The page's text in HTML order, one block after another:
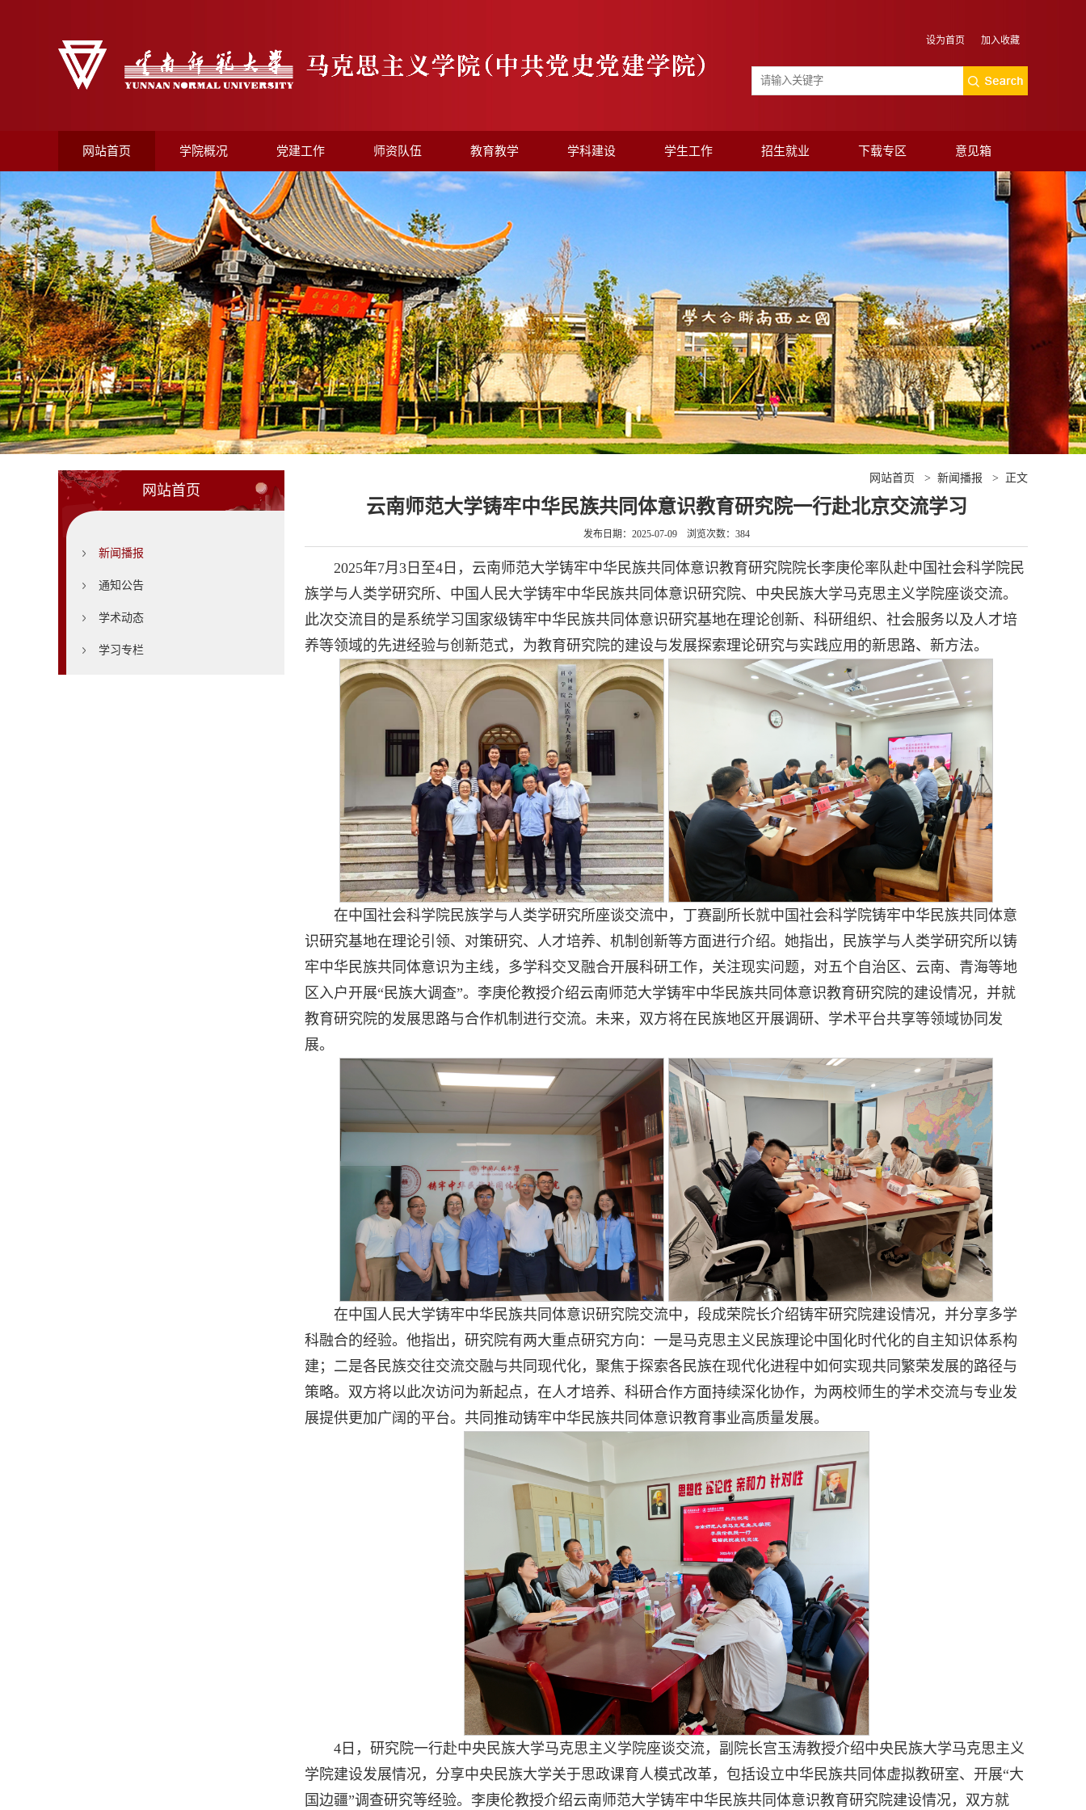
设为首页 加入收藏
网站首页 学院概况 党建工作 师资队伍 教育教学 学科建设 学生工作 招生就业 下载专区 意见箱
网站首页
新闻播报
通知公告
学术动态
学习专栏
网站首页 > 新闻播报 > 正文
云南师范大学铸牢中华民族共同体意识教育研究院一行赴北京交流学习
发布日期：2025-07-09 浏览次数： 384
2025年7月3日至4日，云南师范大学铸牢中华民族共同体意识教育研究院院长李庚伦率队赴中国社会科学院民
族学与人类学研究所、中国人民大学铸牢中华民族共同体意识研究院、中央民族大学马克思主义学院座谈交流。
此次交流目的是系统学习国家级铸牢中华民族共同体意识研究基地在理论创新、科研组织、社会服务以及人才培
养等领域的先进经验与创新范式，为教育研究院的建设与发展探索理论研究与实践应用的新思路、新方法。
在中国社会科学院民族学与人类学研究所座谈交流中，丁赛副所长就中国社会科学院铸牢中华民族共同体意
识研究基地在理论引领、对策研究、人才培养、机制创新等方面进行介绍。她指出，民族学与人类学研究所以铸
牢中华民族共同体意识为主线，多学科交叉融合开展科研工作，关注现实问题，对五个自治区、云南、青海等地
区入户开展“民族大调查”。李庚伦教授介绍云南师范大学铸牢中华民族共同体意识教育研究院的建设情况，并就
教育研究院的发展思路与合作机制进行交流。未来，双方将在民族地区开展调研、学术平台共享等领域协同发
展。
在中国人民大学铸牢中华民族共同体意识研究院交流中，段成荣院长介绍铸牢研究院建设情况，并分享多学
科融合的经验。他指出，研究院有两大重点研究方向：一是马克思主义民族理论中国化时代化的自主知识体系构
建；二是各民族交往交流交融与共同现代化，聚焦于探索各民族在现代化进程中如何实现共同繁荣发展的路径与
策略。双方将以此次访问为新起点，在人才培养、科研合作方面持续深化协作，为两校师生的学术交流与专业发
展提供更加广阔的平台。共同推动铸牢中华民族共同体意识教育事业高质量发展。
4日，研究院一行赴中央民族大学马克思主义学院座谈交流，副院长宫玉涛教授介绍中央民族大学马克思主义
学院建设发展情况，分享中央民族大学关于思政课育人模式改革，包括设立中华民族共同体虚拟教研室、开展“大
国边疆”调查研究等经验。李庚伦教授介绍云南师范大学铸牢中华民族共同体意识教育研究院建设情况，双方就